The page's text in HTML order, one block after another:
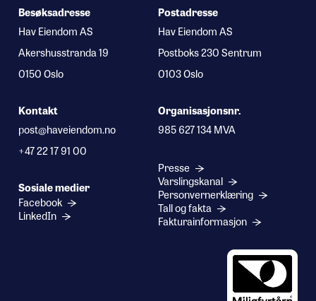
Besøksadresse
Hav Eiendom AS
Akershusstranda 19
0150 Oslo
Kontakt
post@haveiendom.no
+47 22 17 91 00
Sosiale medier
Facebook
LinkedIn
Postadresse
Hav Eiendom AS
Postboks 230 Sentrum
0103 Oslo
Organisasjonsnr.
985 627 134 MVA
Presse
Varslingskanal
Personvernerklæring
Tall og fakta
Fakturainformasjon